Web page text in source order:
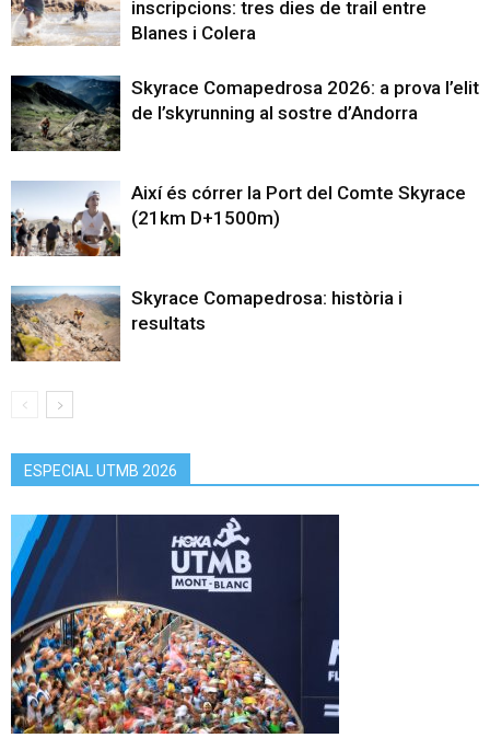
inscripcions: tres dies de trail entre
Blanes i Colera
Skyrace Comapedrosa 2026: a prova l’elit
de l’skyrunning al sostre d’Andorra
Així és córrer la Port del Comte Skyrace
(21km D+1500m)
Skyrace Comapedrosa: història i
resultats
ESPECIAL UTMB 2026